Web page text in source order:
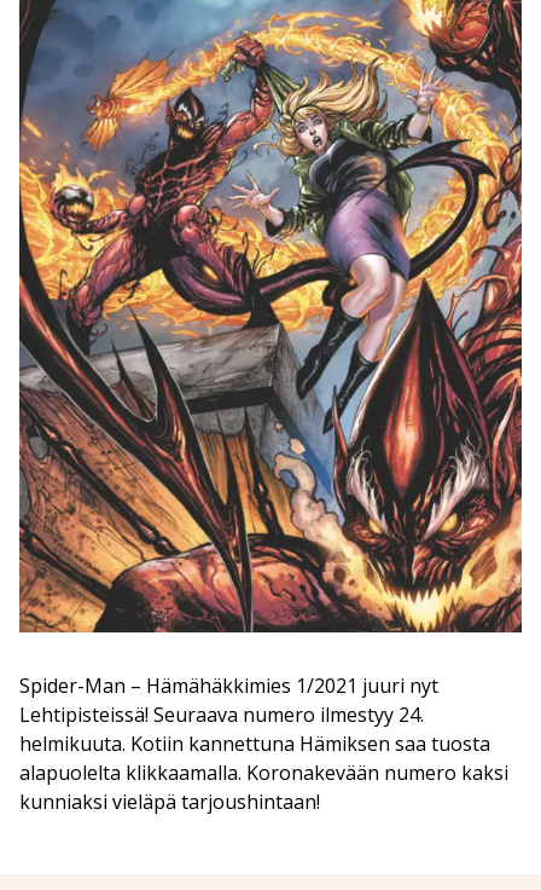
Spider-Man – Hämähäkkimies 1/2021 juuri nyt
Lehtipisteissä! Seuraava numero ilmestyy 24.
helmikuuta. Kotiin kannettuna Hämiksen saa tuosta
alapuolelta klikkaamalla. Koronakevään numero kaksi
kunniaksi vieläpä tarjoushintaan!